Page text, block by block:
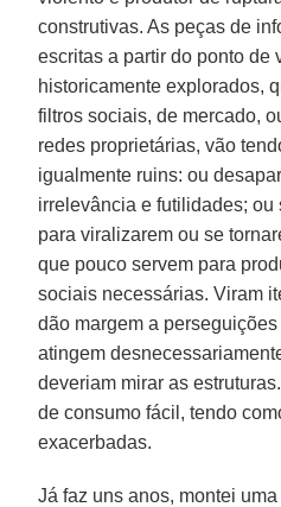
construtivas. As peças de
escritas a partir do ponto de
historicamente explorados,
filtros sociais, de mercado,
redes proprietárias, vão
igualmente ruins: ou
irrelevância e futilidades; ou
para viralizarem ou se
que pouco servem para
sociais necessárias. Viram
dão margem a
atingem
deveriam mirar as
de consumo fácil, tendo
exacerbadas.
Já faz uns anos, montei